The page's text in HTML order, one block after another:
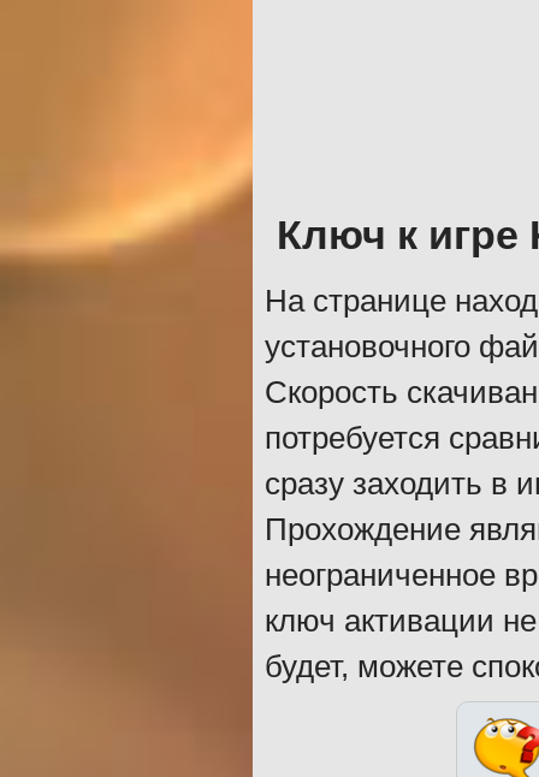
Ключ к
На странице
установочного
Скорость
потребуется
сразу заходить в
Прохождение
неограниченное
ключ активации
будет, можете